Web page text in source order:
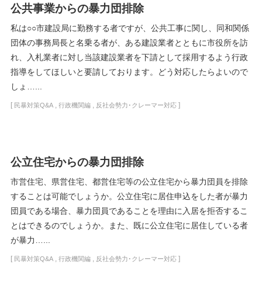
公共事業からの暴力団排除
私は○○市建設局に勤務する者ですが、公共工事に関し、同和関係
団体の事務局長と名乗る者が、ある建設業者とともに市役所を訪
れ、入札業者に対し当該建設業者を下請として採用するよう行政
指導をしてほしいと要請しております。どう対応したらよいので
しょ…...
[ 民暴対策Q&A, 行政機関編, 反社会勢力･クレーマー対応]
公立住宅からの暴力団排除
市営住宅、県営住宅、都営住宅等の公立住宅から暴力団員を排除
することは可能でしょうか。公立住宅に居住申込をした者が暴力
団員である場合、暴力団員であることを理由に入居を拒否するこ
とはできるのでしょうか。また、既に公立住宅に居住している者
が暴力…...
[ 民暴対策Q&A, 行政機関編, 反社会勢力･クレーマー対応]